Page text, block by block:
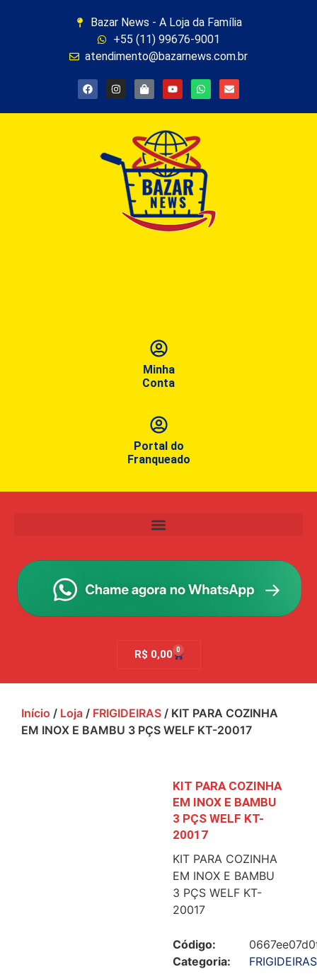
Bazar News - A Loja da Família
+55 (11) 99676-9001
atendimento@bazarnews.com.br
Minha
Conta
Portal do
Franqueado
R$ 0,00 0
Início / Loja / FRIGIDEIRAS / KIT PARA COZINHA
EM INOX E BAMBU 3 PÇS WELF KT-20017
KIT PARA COZINHA
EM INOX E BAMBU
3 PÇS WELF KT-
20017
KIT PARA COZINHA
EM INOX E BAMBU
3 PÇS WELF KT-
20017
Código:
Categoria:
FRIGIDEIRAS